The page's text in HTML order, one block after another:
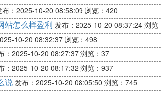
的价格购买到火车票。
飞机票等，实用性还是挺不错的。并
布：2025-10-20 08:58:09 浏览：420
站怎么样盈利 发布：2025-10-20 08:37:24 浏览
10-20 08:32:37 浏览：498
：2025-10-20 08:27:37浏览：37
：2025-10-20 08:17:32 浏览：937
说 发布：2025-10-20 08:05:50 浏览：745